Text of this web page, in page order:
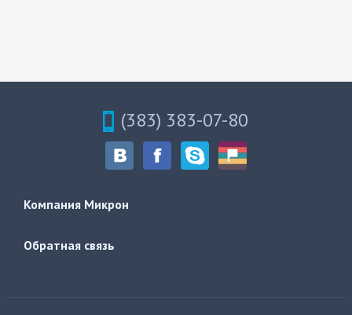
(383) 383-07-80
Компания Микрон
Обратная связь